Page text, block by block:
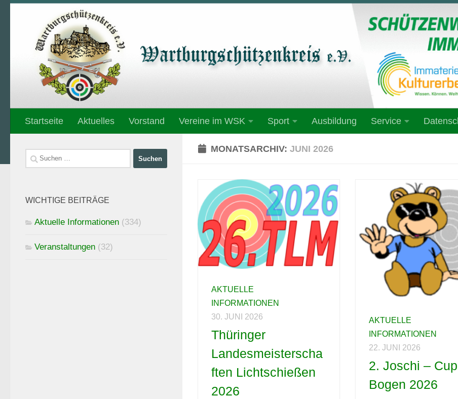
Unter dem Inhalt
Startseite Aktuelles Vorstand Vereine im WSK Sport Ausbildung Service
MONATSARCHIV:JUNI 2026
AKTUELLE
INFORMATIONEN
30. JUNI 2026
Thüringer
Landesmeisterscha
ften Lichtschießen
2026
AKTUELLE
INFORMATIONEN
22. JUNI 2026
2. Joschi – Cup
Bogen 2026
Suchen
nach:
WICHTIGE BEITRÄGE
Aktuelle Informationen (334)
Veranstaltungen (32)